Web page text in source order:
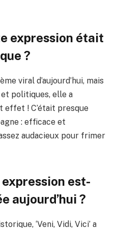
expression était
?
viral d’aujourd’hui, mais
politiques, elle a
! C’était presque
: efficace et
audacieux pour frimer
est-
aujourd’hui ?
‘Veni, Vidi, Vici’ a